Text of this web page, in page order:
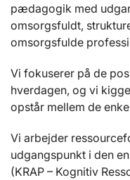
pædagogik med
omsorgsfuldt,
omsorgsfulde
Vi fokuserer på de
hverdagen, og vi
opstår mellem de
Vi arbejder
udgangspunkt i den
(KRAP – Kognitiv